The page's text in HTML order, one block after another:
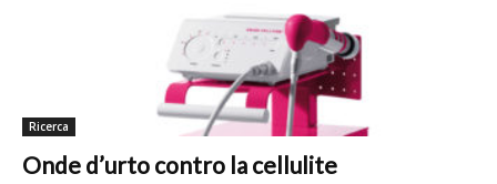
Ricerca
Onde d’urto contro la cellulite